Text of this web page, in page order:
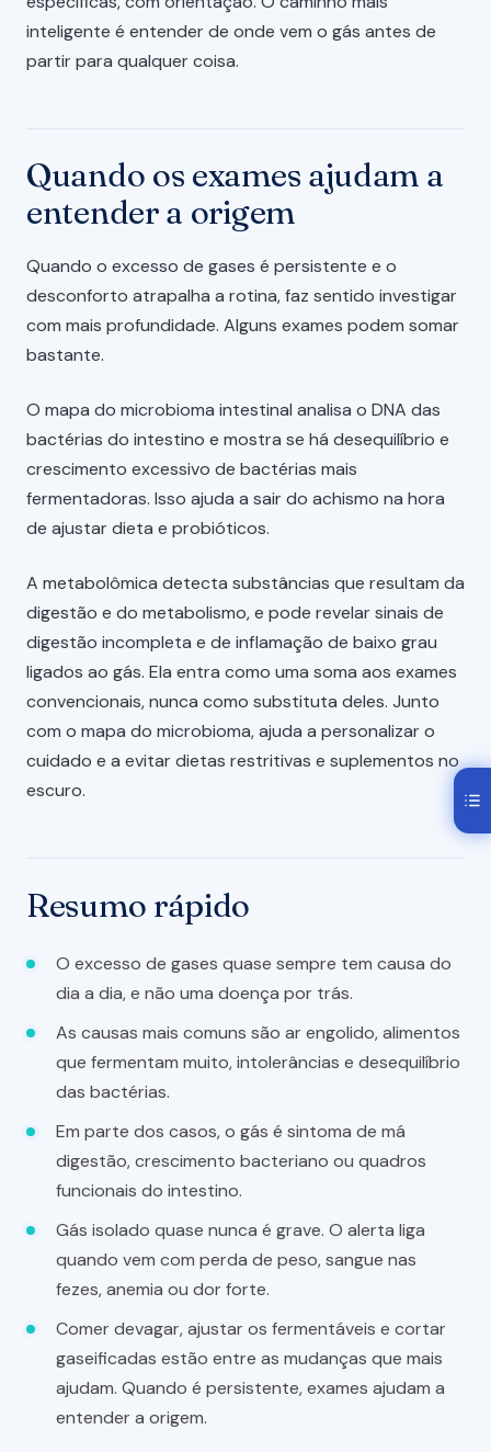
inteligente é entender de onde vem o gás antes de
partir para qualquer coisa.
Quando os exames ajudam a
entender a origem
Quando o excesso de gases é persistente e o
desconforto atrapalha a rotina, faz sentido investigar
com mais profundidade. Alguns exames podem somar
bastante.
O mapa do microbioma intestinal analisa o DNA das
bactérias do intestino e mostra se há desequilíbrio e
crescimento excessivo de bactérias mais
fermentadoras. Isso ajuda a sair do achismo na hora
de ajustar dieta e probióticos.
A metabolômica detecta substâncias que resultam da
digestão e do metabolismo, e pode revelar sinais de
digestão incompleta e de inflamação de baixo grau
ligados ao gás. Ela entra como uma soma aos exames
convencionais, nunca como substituta deles. Junto
com o mapa do microbioma, ajuda a personalizar o
cuidado e a evitar dietas restritivas e suplementos no
escuro.
Resumo rápido
O excesso de gases quase sempre tem causa do
dia a dia, e não uma doença por trás.
As causas mais comuns são ar engolido, alimentos
que fermentam muito, intolerâncias e desequilíbrio
das bactérias.
Em parte dos casos, o gás é sintoma de má
digestão, crescimento bacteriano ou quadros
funcionais do intestino.
Gás isolado quase nunca é grave. O alerta liga
quando vem com perda de peso, sangue nas
fezes, anemia ou dor forte.
Comer devagar, ajustar os fermentáveis e cortar
gaseificadas estão entre as mudanças que mais
ajudam. Quando é persistente, exames ajudam a
entender a origem.